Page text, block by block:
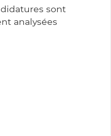
sont
analysées